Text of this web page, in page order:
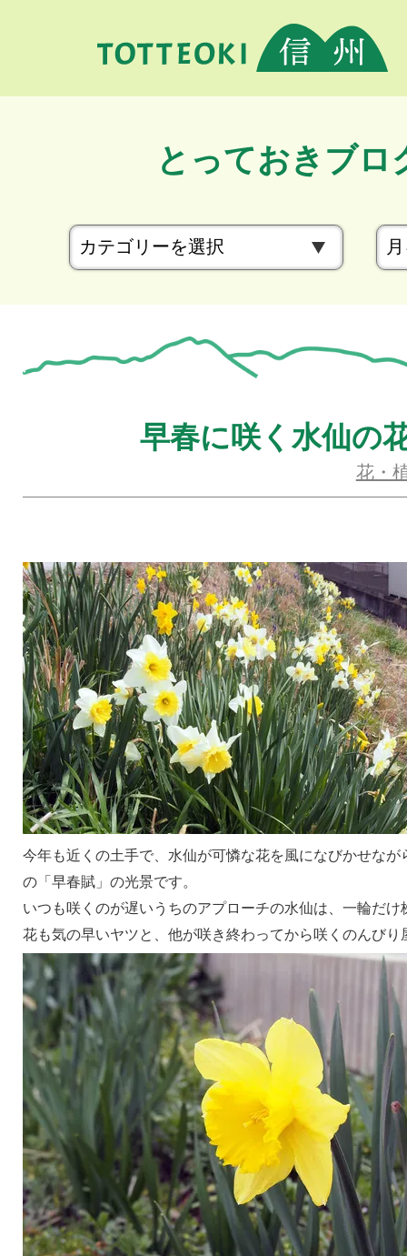
とっておきブロ
カ
テ
リ
ー
早春に咲く水仙の
花・
今年も近くの土手で、水仙が可憐な花を風になびかせなが
の「早春賦」の光景です。
いつも咲くのが遅いうちのアプローチの水仙は、一輪だけ
花も気の早いヤツと、他が咲き終わってから咲くのんびり